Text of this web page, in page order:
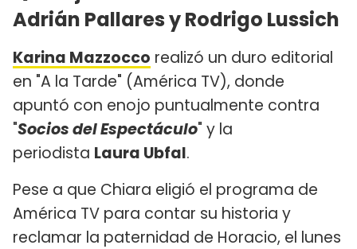
Adrián Pallares y Rodrigo Lussich
Karina Mazzocco realizó un duro editorial
en "A la Tarde" (América TV), donde
apuntó con enojo puntualmente contra
"Socios del Espectáculo" y la
periodista Laura Ubfal.
Pese a que Chiara eligió el programa de
América TV para contar su historia y
reclamar la paternidad de Horacio, el lunes